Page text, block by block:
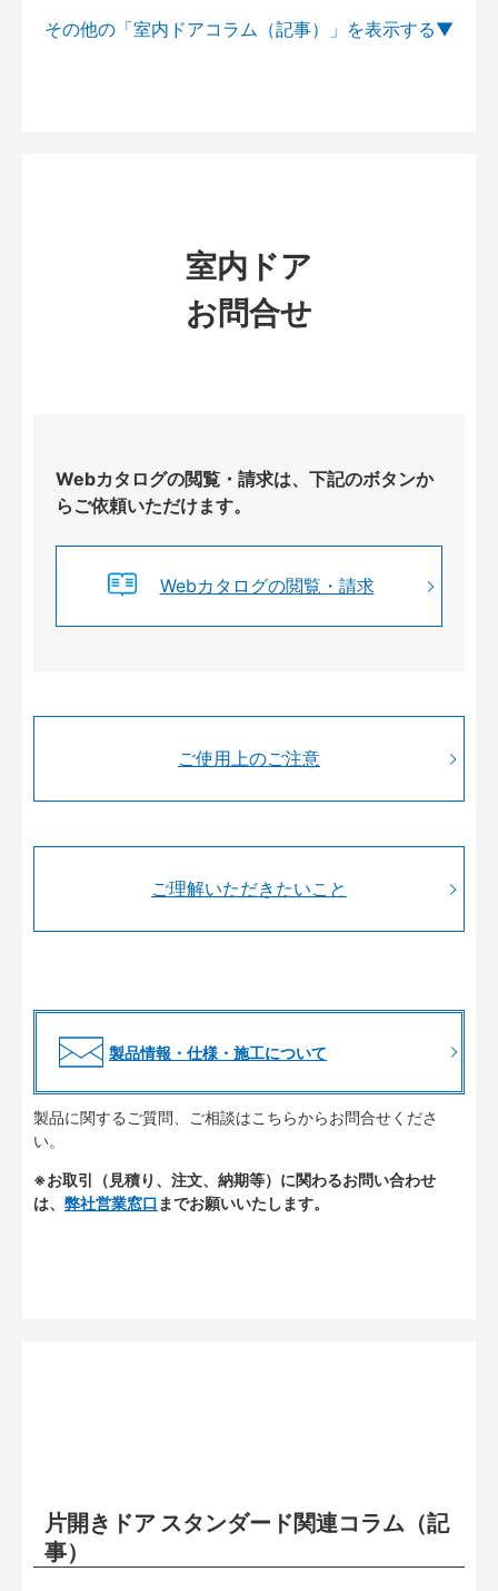
その他の「室内ドアコラム（記事）」を
室内ドア
お問合せ
Webカタログの閲覧・請求は、下記のボタンか
らご依頼いただけます。
Webカタログの閲覧・請求
ご使用上のご注意
ご理解いただきたいこと
製品情報・仕様・施工について
製品に関するご質問、ご相談はこちらからお問合せくださ
い。
※お取引（見積り、注文、納期等）に関わるお問い合わせ
は、 弊社営業窓口 までお願いいたします。
片開きドア スタンダード関連コラム（記
事）